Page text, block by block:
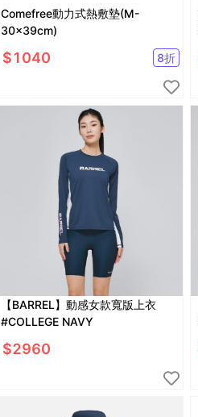
Comefree動力式熱敷墊(M-
30x39cm)
$1040 8折
【BARREL】動感女款寬版上衣
#COLLEGE NAVY
$2960